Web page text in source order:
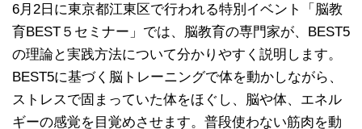
6月2日に東京都江東区で行われる特別イベント「脳教
育BEST５セミナー」では、脳教育の専門家が、BEST5
の理論と実践方法について分かりやすく説明します。
BEST5に基づく脳トレーニングで体を動かしながら、
ストレスで固まっていた体をほぐし、脳や体、エネル
ギーの感覚を目覚めさせます。普段使わない筋肉を動